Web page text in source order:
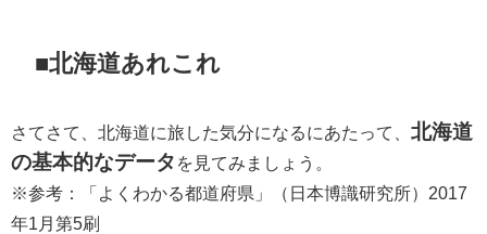
■北海道あれこれ
さてさて、北海道に旅した気分になるにあたって、 北海道
の基本的なデータ を見てみましょう。
※参考：「よくわかる都道府県」（日本博識研究所）2017
年1月第5刷